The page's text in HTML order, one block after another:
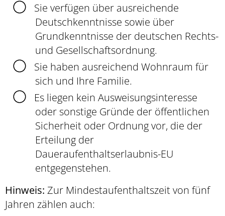
Sie verfügen über ausreichende
Deutschkenntnisse sowie über
Grundkenntnisse der deutschen Rechts-
und Gesellschaftsordnung.
Sie haben ausreichend Wohnraum für
sich und Ihre Familie.
Es liegen kein Ausweisungsinteresse
oder sonstige Gründe der öffentlichen
Sicherheit oder Ordnung vor, die der
Erteilung der
Daueraufenthaltserlaubnis-EU
entgegenstehen.
Hinweis: Zur Mindestaufenthaltszeit von fünf
Jahren zählen auch: